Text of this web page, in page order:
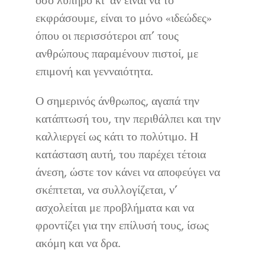
εκφράσουμε, είναι το μόνο «ιδεώδες»
όπου οι περισσότεροι απ’ τους
ανθρώπους παραμένουν πιστοί, με
επιμονή και γενναιότητα.
Ο σημερινός άνθρωπος, αγαπά την
κατάπτωσή του, την περιθάλπει και την
καλλιεργεί ως κάτι το πολύτιμο. Η
κατάσταση αυτή, του παρέχει τέτοια
άνεση, ώστε τον κάνει να αποφεύγει να
σκέπτεται, να συλλογίζεται, ν’
ασχολείται με προβλήματα και να
φροντίζει για την επίλυσή τους, ίσως
ακόμη και να δρα.